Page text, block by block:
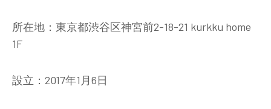
所在地：東京都渋谷区神宮前2-18-21 kurkku home
1F
設立：2017年1月6日